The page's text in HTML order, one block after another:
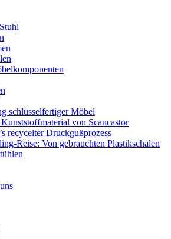
schlüsselfertiger Möbel
von Scancastor
recycelter Druckgußprozess
Reise: Von gebrauchten Plastikschalen